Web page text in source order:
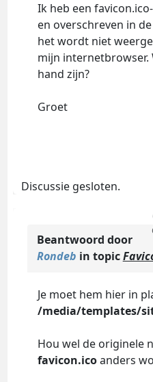
Ik heb een
en overschreven in
het wordt niet
mijn internetbrowser.
hand zijn?
Groet
Discussie gesloten.
Beantwoord door
Rondeb in topic
Je moet hem hier in
/media/templates/
Hou wel de originele
favicon.icoanders